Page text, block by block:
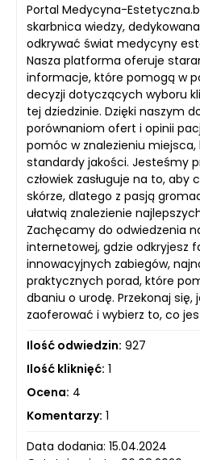
Portal Medycyna-
skarbnica wiedzy,
odkrywać świat medycyny
Nasza platforma oferuje
informacje, które pomogą w
decyzji dotyczących wyboru
tej dziedzinie. Dzięki naszym
porównaniom ofert i opinii
pomóc w znalezieniu miejsca,
standardy jakości. Jesteśmy
człowiek zasługuje na to, aby
skórze, dlatego z pasją
ułatwią znalezienie
Zachęcamy do odwiedzenia
internetowej, gdzie odkryjesz
innowacyjnych zabiegów,
praktycznych porad, które
dbaniu o urodę. Przekonaj się,
zaoferować i wybierz to, co
Ilość odwiedzin: 927
Ilość kliknięć: 1
Ocena: 4
Komentarzy: 1
Data dodania: 15.04.2024